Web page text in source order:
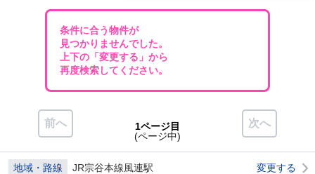
条件に合う物件が
見つかりませんでした。
上下の「変更する」から
再度検索してください。
前へ 次へ
1ページ目
(ページ中)
地域・路線 JR宗谷本線風連駅 変更する